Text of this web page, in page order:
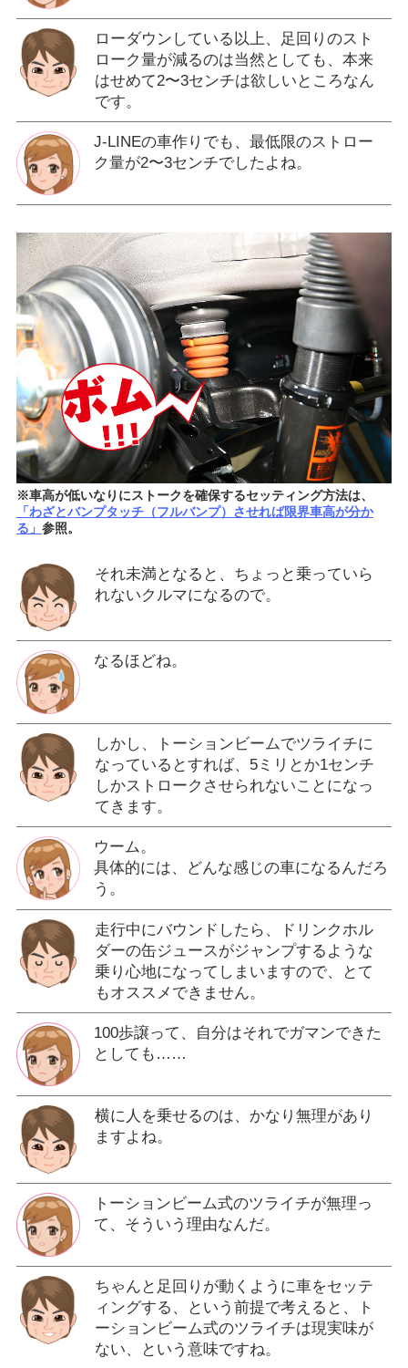
ローダウンしている以上、足回りのスト
ローク量が減るのは当然としても、本来
はせめて2〜3センチは欲しいところなん
です。
J-LINEの車作りでも、最低限のストロー
ク量が2〜3センチでしたよね。
※車高が低いなりにストークを確保するセッティング方法は、
「わざとバンプタッチ（フルバンプ）させれば限界車高が分か
る」 参照。
それ未満となると、ちょっと乗っていら
れないクルマになるので。
なるほどね。
しかし、トーションビームでツライチに
なっているとすれば、5ミリとか1センチ
しかストロークさせられないことになっ
てきます。
ウーム。
具体的には、どんな感じの車になるんだろ
う。
走行中にバウンドしたら、ドリンクホル
ダーの缶ジュースがジャンプするような
乗り心地になってしまいますので、とて
もオススメできません。
100歩譲って、自分はそれでガマンできた
としても……
横に人を乗せるのは、かなり無理があり
ますよね。
トーションビーム式のツライチが無理っ
て、そういう理由なんだ。
ちゃんと足回りが動くように車をセッテ
ィングする、という前提で考えると、ト
ーションビーム式のツライチは現実味が
ない、という意味ですね。